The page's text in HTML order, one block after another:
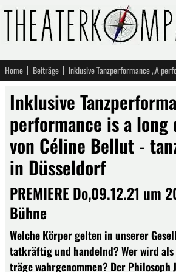
Home Beiträge
Inklusive
performance is a
von Céline Bellut -
in Düsseldorf
PREMIERE Do,09.12.21 um
Bühne
Welche Körper gelten in unserer
tatkräftig und handelnd? Wer wird als
träge wahrgenommen? Der Philosoph